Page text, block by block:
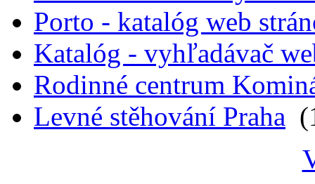
Porto - katalóg web
Katalóg - vyhľadávač
Rodinné centrum
Levné stěhování Praha